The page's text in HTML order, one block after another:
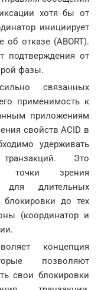
хотя бы от
инициирует
отказе (ABORT).
подтверждения от
фазы.
связанных
применимость к
приложениям
свойств ACID в
удерживать
Это
точки зрения
для длительных
блокировки до тех
(координатор и
концепция
позволяют
свои блокировки